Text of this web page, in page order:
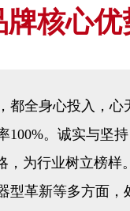
牌核心优
都全身心投入，心
。诚实与坚
为行业树立榜样。
革新等多方面，